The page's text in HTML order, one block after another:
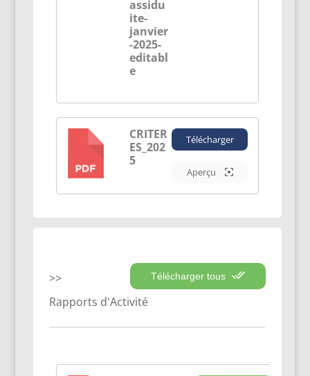
assidu
ite-
janvier
-2025-
editabl
e
CRITER
ES_202
5
Télécharger
Aperçu
Télécharger tous
Rapports d'Activité